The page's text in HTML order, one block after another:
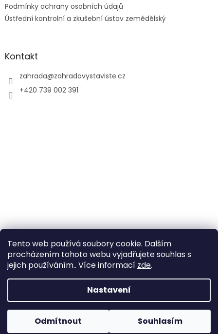
Tento web používá soubory cookie. Dalším
procházením tohoto webu vyjadřujete souhlas s
jejich používáním.. Více informací zde.
Nastavení
Odmítnout Souhlasím
Podmínky ochrany osobních údajů
Ústřední kontrolní a zkušební ústav zemědělský
Kontakt
zahrada@zahradavystaviste.cz
+420 739 002 391
Vytvořil Shoptet
Copyright 2026Zahrada Výstaviště. Všechna práva
vyhrazena.
Upravit nastavení cookies